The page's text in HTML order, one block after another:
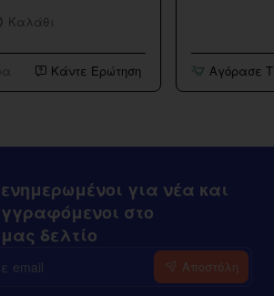
Καλάθι
Κάντε Ερώτηση
10ml/120ml
Αγόρασε
για νέα και
στο
δελτίο
Αποστόλη